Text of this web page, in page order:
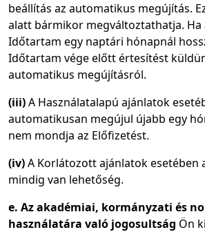
beállítás az automatikus megújítás.
alatt bármikor megváltoztathatja. Ha
Időtartam egy naptári hónapnál
Időtartam vége előtt értesítést
automatikus megújításról.
(iii)A Használatalapú ajánlatok
automatikusan megújul újabb egy
nem mondja az Előfizetést.
(iv)A Korlátozott ajánlatok esetében
mindig van lehetőség.
e. Az akadémiai, kormányzati és
használatára való jogosultság Ön